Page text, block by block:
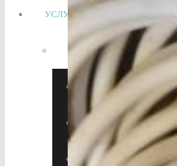
УСЛУГИ
Утилизация металлолома
Утилизация АКБ
Утилизация кабеля
Утилизация оборудования